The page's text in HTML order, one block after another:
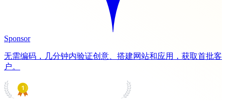
Sponsor
无需编码，几分钟内验证创意、搭建网站和应用，获取首批客
户。